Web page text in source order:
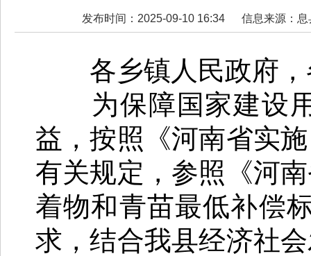
发布时间：2025-09-10 16:34 信息来源：
各乡镇人民政府，
为保障国家建设用
益，按照《河南省实
有关规定，参照《河
着物和青苗最低补偿
求，结合我县经济社